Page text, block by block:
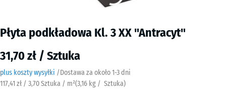
Płyta podkładowa Kl. 3 XX "Antracyt"
31,70 zł / Sztuka
plus koszty wysyłki /Dostawa za około​ ​ ​​​1-3 dni
117,41 zł / 3,70 Sztuka / m²(3,16 kg / Sztuka)